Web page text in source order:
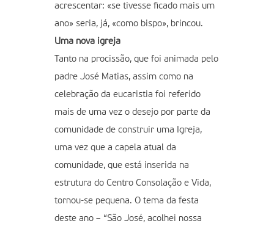
acrescentar: «se tivesse ficado mais um
ano» seria, já, «como bispo», brincou.
Uma nova igreja
Tanto na procissão, que foi animada pelo
padre José Matias, assim como na
celebração da eucaristia foi referido
mais de uma vez o desejo por parte da
comunidade de construir uma Igreja,
uma vez que a capela atual da
comunidade, que está inserida na
estrutura do Centro Consolação e Vida,
tornou-se pequena. O tema da festa
deste ano – “São José, acolhei nossa